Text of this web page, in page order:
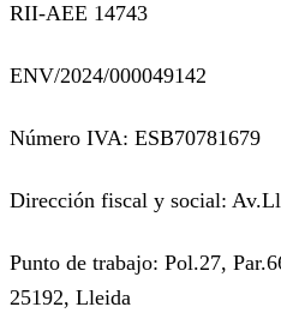
RII-AEE 14743
ENV/2024/000049142
Número IVA: ESB70781679
Dirección fiscal y social:
Punto de trabajo: Pol.27,
25192, Lleida